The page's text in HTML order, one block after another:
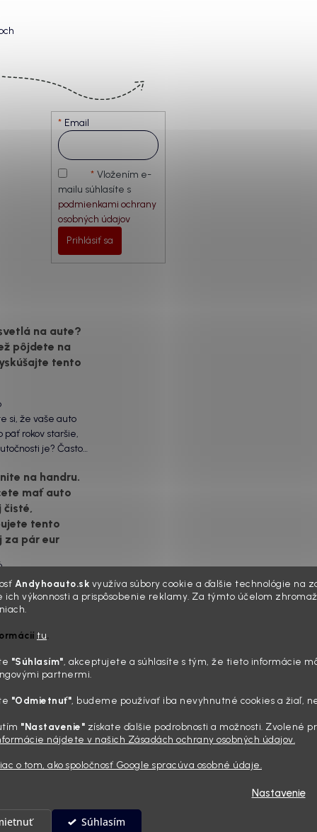
Andyhoauto.sk využíva súbory cookie a ďalšie technológie na
ich výkonnosti a prispôsobenie reklamy. Za týmto účelom
tu.
"Súhlasím", akceptujete a súhlasíte s tým, že tieto informácie
partnermi.
"Odmietnuť", budeme používať iba nevyhnutné cookies a žiaľ,
"Nastavenie" získate ďalšie podrobnosti a možnosti. Zvolené
nájdete v našich Zásadách ochrany osobných údajov.
o tom, ako spoločnosť Google spracúva osobné údaje.
Nastavenie
Súhlasím
Email
Vložením e-
mailu súhlasíte s
podmienkami ochrany
osobných údajov
Prihlásiť sa
na aute?
pôjdete na
tento
si, že vaše auto
päť rokov staršie,
je? Často
Ten mliečny,
nie je len
vada. Keď slnko a soľ
plexisklo začne
namiesto
na handru.
mať auto
tento
za pár eur
ten moment. Vonku
vy sedíte v
aute, no
V mriežkach
sedačiek na vás stále
tam jednodu...
nemusí stáť
ktoré sa
ráno, káva v ruke a
zaprášená kapota.
Lenže keď si v
suma vie poriadne